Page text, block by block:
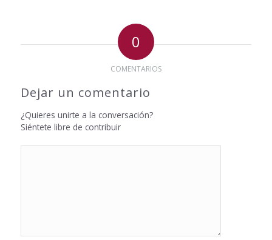
0
COMENTARIOS
Dejar un comentario
¿Quieres unirte a la conversación?
Siéntete libre de contribuir